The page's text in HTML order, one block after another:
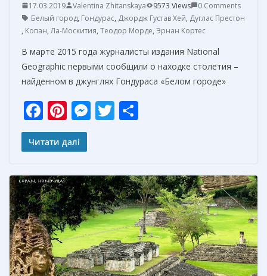
17.03.2019 Valentina Zhitanskaya 9573 Views
0 Comments
Белый город, Гондурас, Джордж Густав Хей, Дуглас Престон
, Копан,Ла-Москития, Теодор Морде, Эрнан Кортес
В марте 2015 года журналисты издания National
Geographic первыми сообщили о находке столетия –
найденном в джунглях Гондураса «Белом городе»
F
ac
e
o
o
k
Pi
nt
er
st
M
n
g
er
T
а
в
и
т
ь
Читати далі